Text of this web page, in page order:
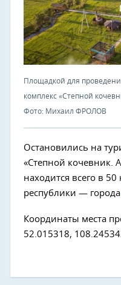
Площадкой для
комплекс «Степной
Фото: Михаил ФРОЛОВ
Остановились на
«Степной кочевник.
находится всего в
республики — города
Координаты места
52.015318,